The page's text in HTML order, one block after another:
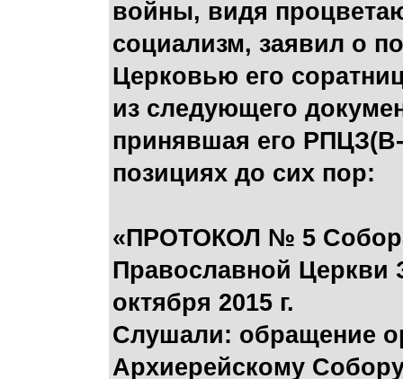
войны, видя
социализм, заявил о
Церковью его
из следующего
принявшая его
позициях до сих пор:
«ПРОТОКОЛ № 5
Православной Церкви
октября 2015 г.
Слушали: обращение
Архиерейскому